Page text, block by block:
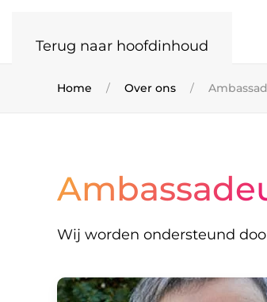
Terug naar hoofdinhoud
Home Over ons
Wij worden ondersteund